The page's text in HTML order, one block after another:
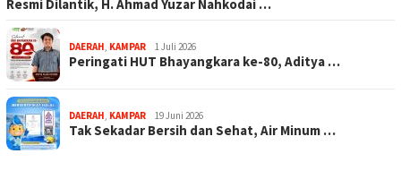
Resmi Dilantik, H. Ahmad Yuzar Nahkodai …
DAERAH, KAMPAR 1 Juli 2026
Peringati HUT Bhayangkara ke-80, Aditya …
DAERAH, KAMPAR 19 Juni 2026
Tak Sekadar Bersih dan Sehat, Air Minum …